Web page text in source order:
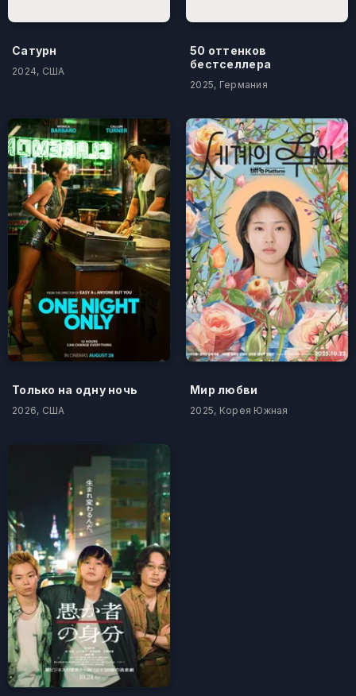
Сатурн
2024, США
50 оттенков
бестселлера
2025, Германия
Только на одну ночь
2026, США
Мир любви
2025, Корея Южная